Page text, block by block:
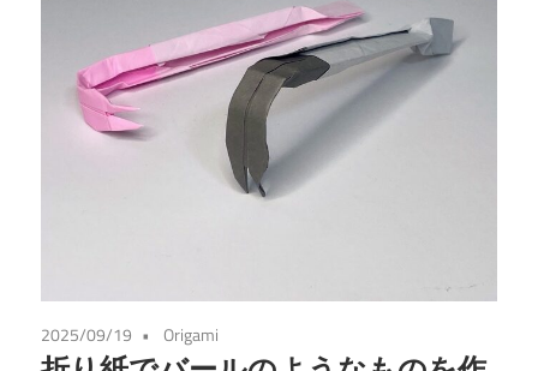
2025/09/19 Origami